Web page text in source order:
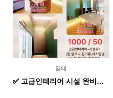
임대
✅ 고급인테리어 시설 완비된 사무실 임대 전용면적 15평 +발코니면적 1000 / 50